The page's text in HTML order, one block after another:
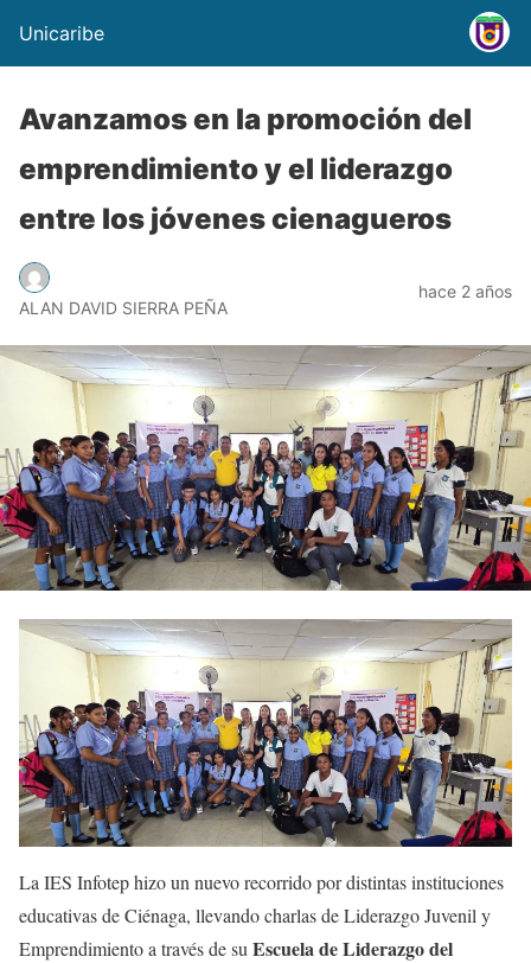
Unicaribe
Avanzamos en la promoción del
emprendimiento y el liderazgo
entre los jóvenes cienagueros
ALAN DAVID SIERRA PEÑA
hace 2 años
La IES Infotep hizo un nuevo recorrido por distintas instituciones
educativas de Ciénaga, llevando charlas de Liderazgo Juvenil y
Emprendimiento a través de su Escuela de Liderazgo del